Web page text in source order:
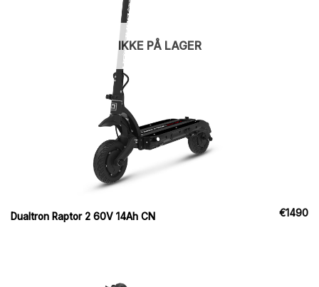
IKKE PÅ LAGER
Dualtron Raptor 2 60V 14Ah CN €1490